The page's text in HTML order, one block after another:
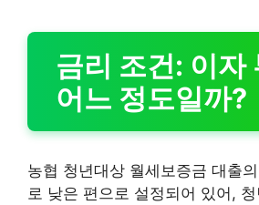
금리 조건: 이자
어느 정도일까?
농협 청년대상 월세보증금 대출
로 낮은 편으로 설정되어 있어,